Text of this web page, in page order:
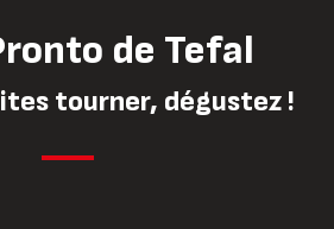
de Tefal
tourner, dégustez !